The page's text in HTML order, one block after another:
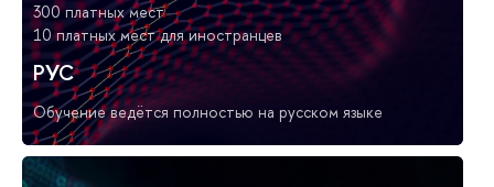
300 платных мест
10 платных мест для иностранцев
РУС
Обучение ведётся полностью на русском языке